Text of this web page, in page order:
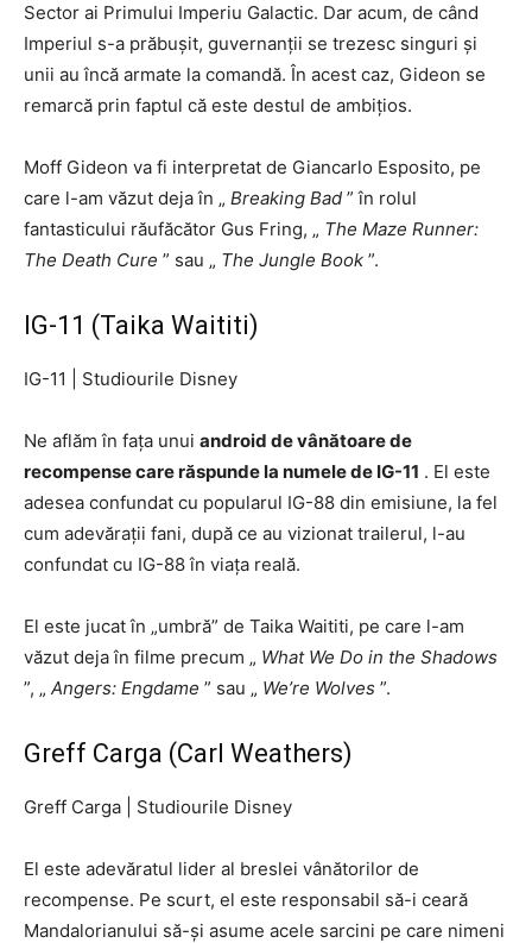
Sector ai Primului Imperiu Galactic. Dar acum, de când
Imperiul s-a prăbușit, guvernanții se trezesc singuri și
unii au încă armate la comandă. În acest caz, Gideon se
remarcă prin faptul că este destul de ambițios.
Moff Gideon va fi interpretat de Giancarlo Esposito, pe
care l-am văzut deja în „ Breaking Bad ” în rolul
fantasticului răufăcător Gus Fring, „ The Maze Runner:
The Death Cure ” sau „ The Jungle Book ”.
IG-11 (Taika Waititi)
IG-11 Studiourile Disney
Ne aflăm în fața unui android de vânătoare de
recompense care răspunde la numele de IG-11 . El este
adesea confundat cu popularul IG-88 din emisiune, la fel
cum adevărații fani, după ce au vizionat trailerul, l-au
confundat cu IG-88 în viața reală.
El este jucat în „umbră” de Taika Waititi, pe care l-am
văzut deja în filme precum „ What We Do in the Shadows
”, „ Angers: Engdame ” sau „ We’re Wolves ”.
Greff Carga (Carl Weathers)
Greff Carga Studiourile Disney
El este adevăratul lider al breslei vânătorilor de
recompense. Pe scurt, el este responsabil să-i ceară
Mandalorianului să-și asume acele sarcini pe care nimeni